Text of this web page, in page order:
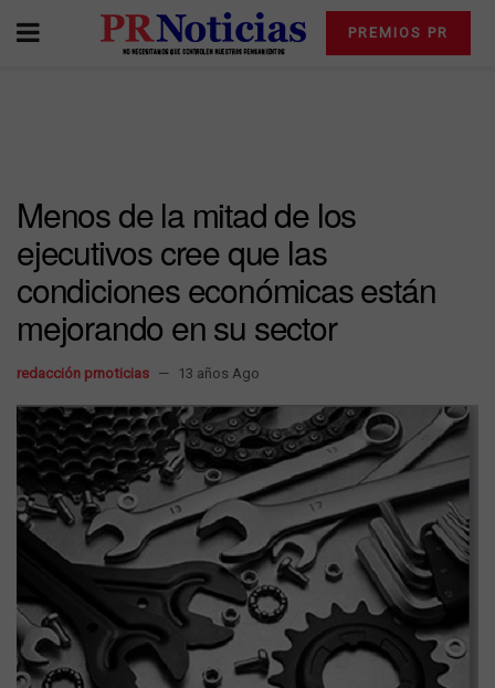
PREMIOS PR
Menos de la mitad de los
ejecutivos cree que las
condiciones económicas están
mejorando en su sector
redacción prnoticias 13 años Ago